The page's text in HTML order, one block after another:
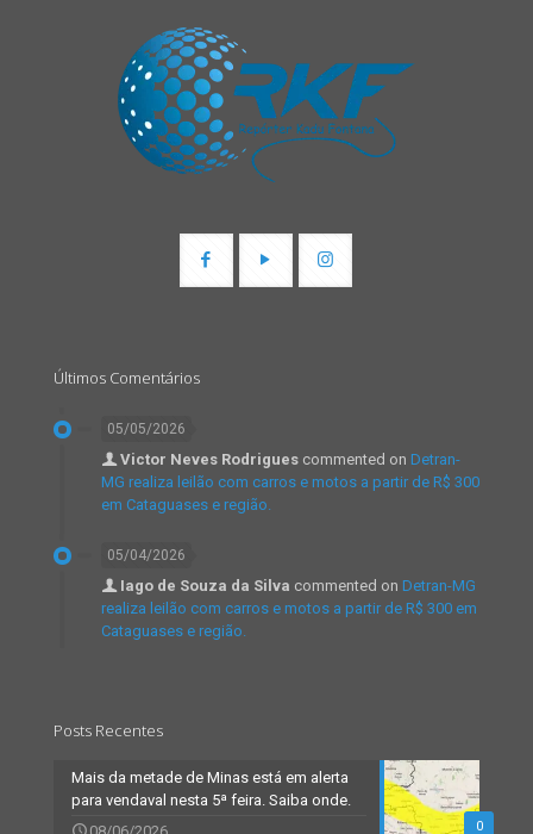
Últimos Comentários
05/05/2026
Victor Neves Rodrigues commented on Detran-
MG realiza leilão com carros e motos a partir de R$ 300
em Cataguases e região.
05/04/2026
Iago de Souza da Silva commented on Detran-MG
realiza leilão com carros e motos a partir de R$ 300 em
Cataguases e região.
Posts Recentes
0
Mais da metade de Minas está em alerta
para vendaval nesta 5ª feira. Saiba onde.